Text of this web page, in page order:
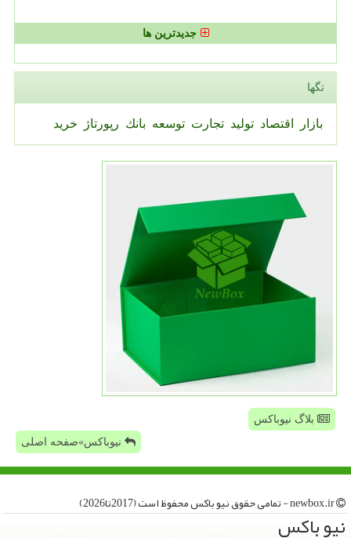
جدیدترین ها
تگها
بازار اقتصاد تولید تجارت توسعه بانك رپورتاژ خرید
بلاگ نیوباکس
نیوباکس»صفحه اصلی
نیو باكس